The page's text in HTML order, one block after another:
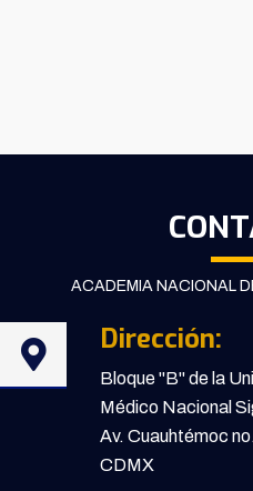
ACADEMIA NACIONAL
Dirección:
Bloque "B" de la
Médico Nacional
Av. Cuauhtémoc
CDMX